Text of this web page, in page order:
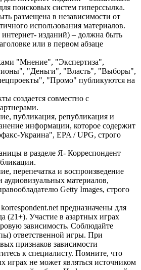
поисковых систем гиперссылка.
размещена в независимости от
использования материалов.
изданий) – должна быть
или в первом абзаце
"Мнение", "Экспертиза",
"Деньги", "Власть", "Выборы",
"Промо" публикуются на
создается совместно с
публикация, републикация и
информации, которое содержит
Украина", EPA / UPG, строго
в разделе Я- Корреспондент
перепечатка и воспроизведение
материалов,
Getty Images, строго
предназначены для
(21+). Участие в азартных играх
зависимость. Соблюдайте
ответственной игры. При
признаков зависимости
к специалисту. Помните, что
играх не может являться источником